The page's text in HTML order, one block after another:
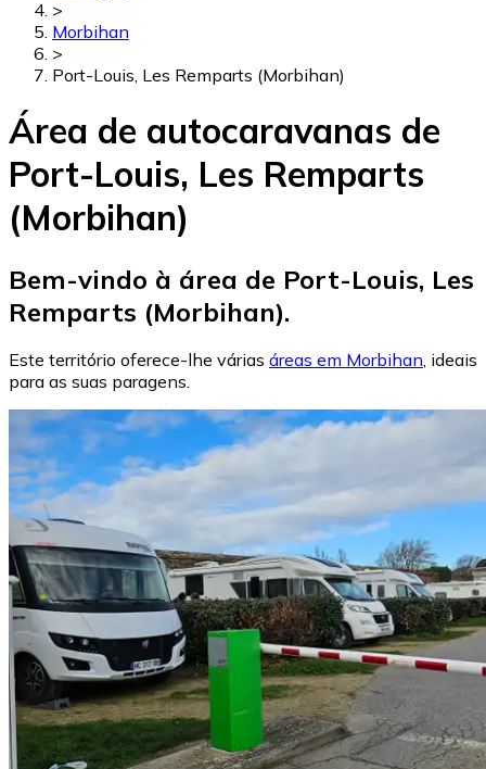
>
Morbihan
>
Port-Louis, Les Remparts (Morbihan)
Área de autocaravanas de
Port-Louis, Les Remparts
(Morbihan)
Bem-vindo à área de Port-Louis, Les
Remparts (Morbihan).
Este território oferece-lhe várias áreas em Morbihan, ideais
para as suas paragens.